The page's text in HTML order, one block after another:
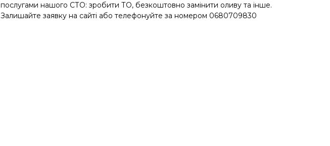
послугами нашого СТО: зробити ТО, безкоштовно замінити оливу та інше.
Залишайте заявку на сайті або телефонуйте за номером 0680709830